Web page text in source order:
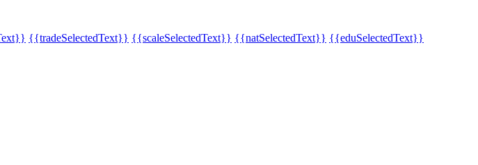
{{tradeSelectedText}} {{scaleSelectedText}} {{natSelectedText}} {{eduSelectedText}}